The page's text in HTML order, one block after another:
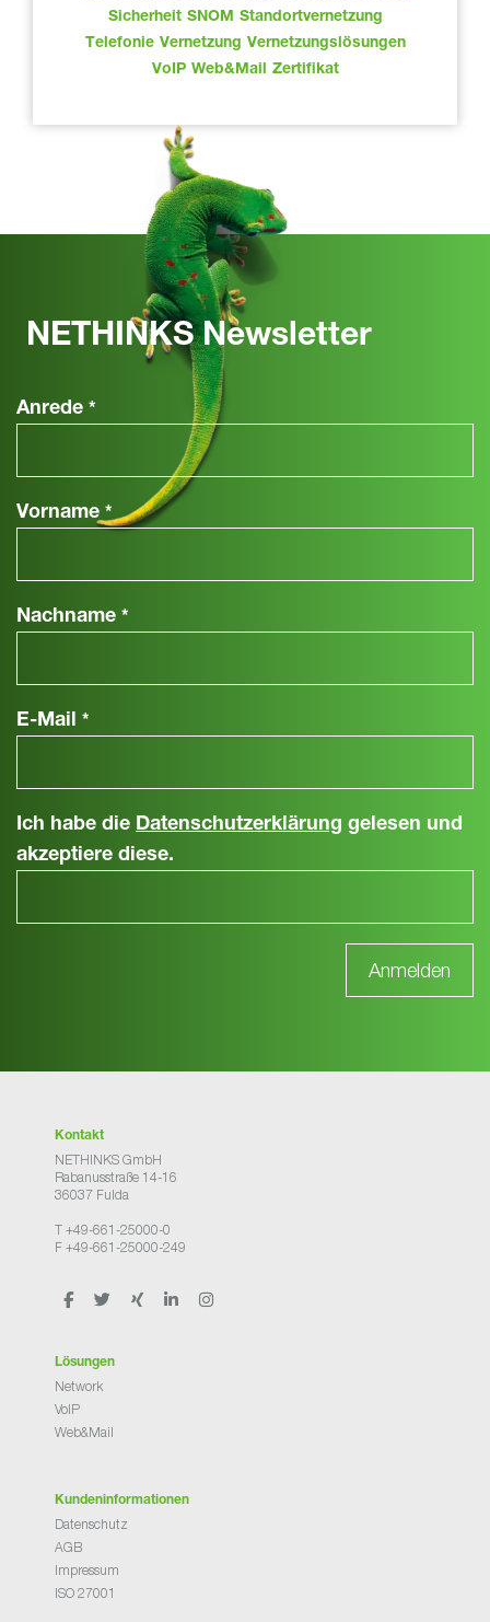
Sicherheit SNOM Standortvernetzung
Telefonie Vernetzung Vernetzungslösungen
VoIP Web&Mail Zertifikat
NETHINKS Newsletter
Anrede *
Vorname *
Nachname *
E-Mail *
Ich habe die Datenschutzerklärung gelesen und
akzeptiere diese.
Kontakt
NETHINKS GmbH
Rabanusstraße 14-16
36037 Fulda
T +49-661-25000-0
F +49-661-25000-249
Lösungen
Network
VoIP
Web&Mail
Kundeninformationen
Datenschutz
AGB
Impressum
ISO 27001